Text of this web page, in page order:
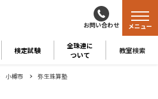
お問い合わせ
検定試験
全珠連に
ついて
教室検索
メニュー
小樽市 弥生珠算塾